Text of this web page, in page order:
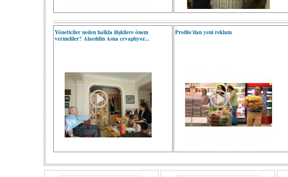
Yöneticiler neden halkla ilişkilere önem
vermeliler? Alaeddin Asna cevaplıyor...
Profilo'dan yeni reklam